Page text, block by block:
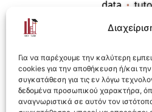
Για να παρέχουμε την καλύτερη
cookies για την αποθήκευση ή/και
συγκατάθεση για τις εν λόγω
δεδομένα προσωπικού χαρακτήρα,
αναγνωριστικά σε αυτόν τον
Η